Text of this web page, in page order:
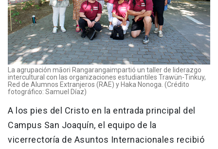
La agrupación māori Rangarangaimpartió un taller de liderazgo
intercultural con las organizaciones estudiantiles Trawün-Tinkuy,
Red de Alumnos Extranjeros (RAE) y Haka Nonoga. (Crédito
fotográfico: Samuel Díaz)
A los pies del Cristo en la entrada principal del
Campus San Joaquín, el equipo de la
vicerrectoría de Asuntos Internacionales recibió